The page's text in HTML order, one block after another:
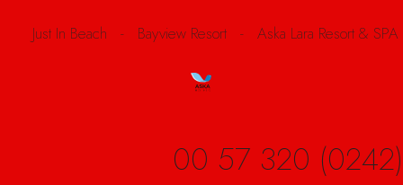
Aska Lara Resort & SPA
-
Bayview Resort
-
Just In Beach​
(0242) 320 57 00
(0242) 320 57 00
القائمة
الحجز